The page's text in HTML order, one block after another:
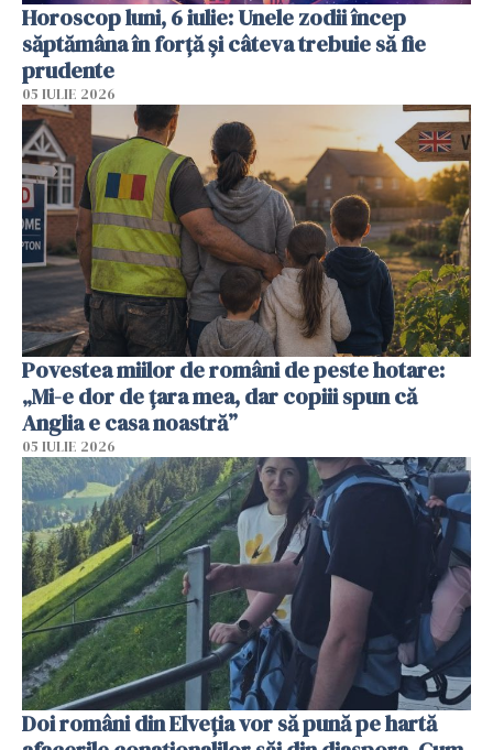
Horoscop luni, 6 iulie: Unele zodii încep
săptămâna în forță și câteva trebuie să fie
prudente
05 IULIE 2026
Povestea miilor de români de peste hotare:
„Mi-e dor de țara mea, dar copiii spun că
Anglia e casa noastră”
05 IULIE 2026
Doi români din Elveția vor să pună pe hartă